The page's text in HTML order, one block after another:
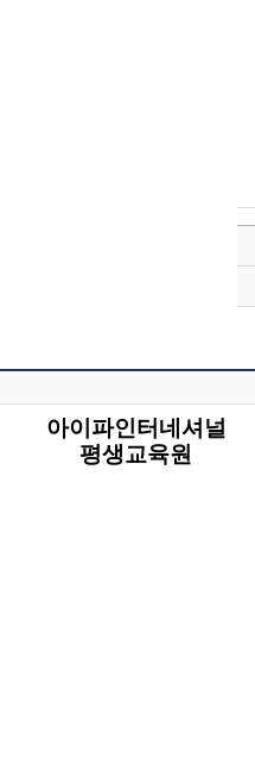
아이파인터네셔널
평생교육원